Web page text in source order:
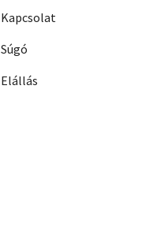
Kapcsolat
Súgó
Elállás